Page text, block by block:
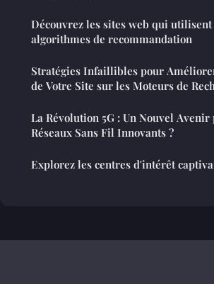
Découvrez les sites web qui utilisent
algorithmes de recommandation
Stratégies Infaillibles pour
de Votre Site sur les Moteurs de
La Révolution 5G : Un Nouvel Avenir
Réseaux Sans Fil Innovants ?
Explorez les centres d'intérêt